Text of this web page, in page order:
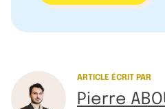
ARTICLE ÉCRIT PAR
Pierre